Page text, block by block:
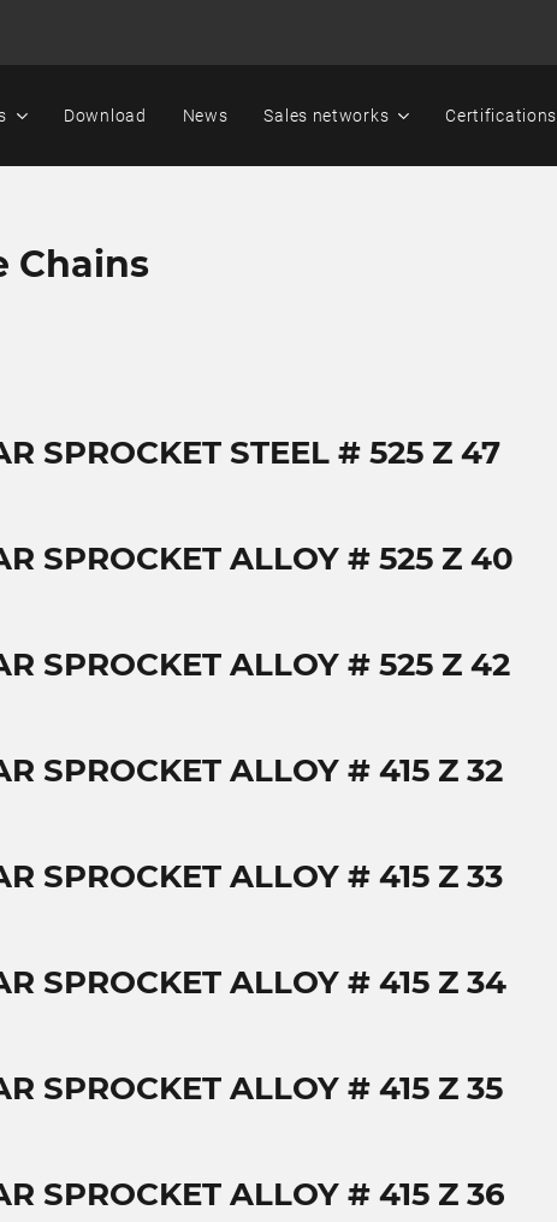
Download News Sales networks Certifications
Chains
SPROCKET STEEL # 525 Z 47
SPROCKET ALLOY # 525 Z 40
SPROCKET ALLOY # 525 Z 42
SPROCKET ALLOY # 415 Z 32
SPROCKET ALLOY # 415 Z 33
SPROCKET ALLOY # 415 Z 34
SPROCKET ALLOY # 415 Z 35
SPROCKET ALLOY # 415 Z 36